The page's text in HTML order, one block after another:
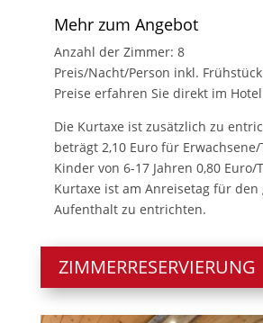
Mehr zum Angebot
Anzahl der Zimmer: 8
Preis/Nacht/Person inkl.
Preise erfahren Sie direkt im Hotel
Die Kurtaxe ist zusätzlich zu
beträgt 2,10 Euro für
Kinder von 6-17 Jahren 0,80 Euro/
Kurtaxe ist am Anreisetag für den
Aufenthalt zu entrichten.
ZIMMERRESERVIERUNG